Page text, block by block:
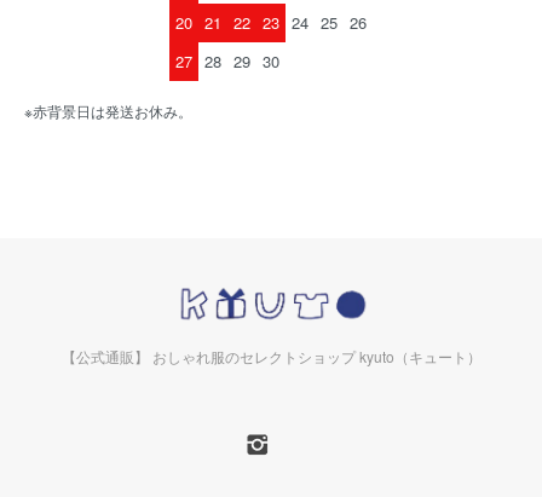
20 21 22 23 24 25 26
27 28 29 30
※赤背景日は発送お休み。
【公式通販】 おしゃれ服のセレクトショップ kyuto（キュート）